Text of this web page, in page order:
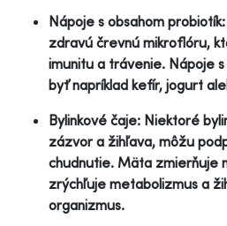
Nápoje s obsahom
zdravú črevnú mikroflóru,
imunitu a trávenie. Nápoje
byť napríklad kefír, jogurt
Bylinkové čaje: Niektoré
zázvor a žihľava, môžu
chudnutie. Mäta zmierňuje
zrýchľuje metabolizmus a
organizmus.